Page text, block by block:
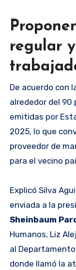
regular
De acuerdo con
alrededor del 90
emitidas por
2025, lo que
proveedor de
para el vecino
Explicó Silva
enviada a la
Sheinbaum
Humanos, Liz
al
donde llamó la